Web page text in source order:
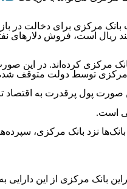
مرکزی برای دخالت در
ریال است، فروش دلارهای
مرکزی کرده‌‌‌‌‌‌اند. در این
مرکزی توسط دولت متوقف
صورت پول پرقدرت به
است.
نزد بانک مرکزی،
بانک مرکزی از این دارایی